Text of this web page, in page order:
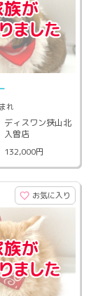
れ
ディスワン狭山北
入曽店
132,000円
お気に入り